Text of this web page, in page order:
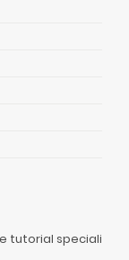
tutorial speciali